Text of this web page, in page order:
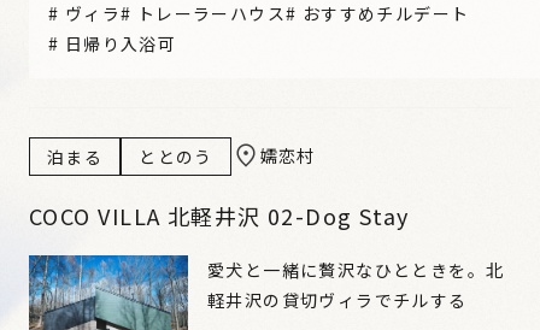
# ヴィラ# トレーラーハウス# おすすめチルデート
# 日帰り入浴可
泊まる ととのう 嬬恋村
COCO VILLA 北軽井沢 02-Dog Stay
愛犬と一緒に贅沢なひとときを。北
軽井沢の貸切ヴィラでチルする